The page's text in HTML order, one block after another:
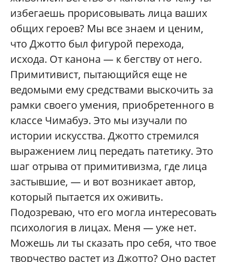
избегаешь прорисовывать лица ваших
общих героев? Мы все знаем и ценим,
что Джотто был фигурой перехода,
исхода. От канона — к бегству от него.
Примитивист, пытающийся еще не
ведомыми ему средствами выскочить за
рамки своего умения, приобретенного в
классе Чимабуэ. Это мы изучали по
истории искусства. Джотто стремился
выражением лиц передать патетику. Это
шаг отрыва от примитивизма, где лица
застывшие, — и вот возникает автор,
который пытается их оживить.
Подозреваю, что его могла интересовать
психология в лицах. Меня — уже нет.
Можешь ли ты сказать про себя, что твое
творчество растет из Джотто? Оно растет